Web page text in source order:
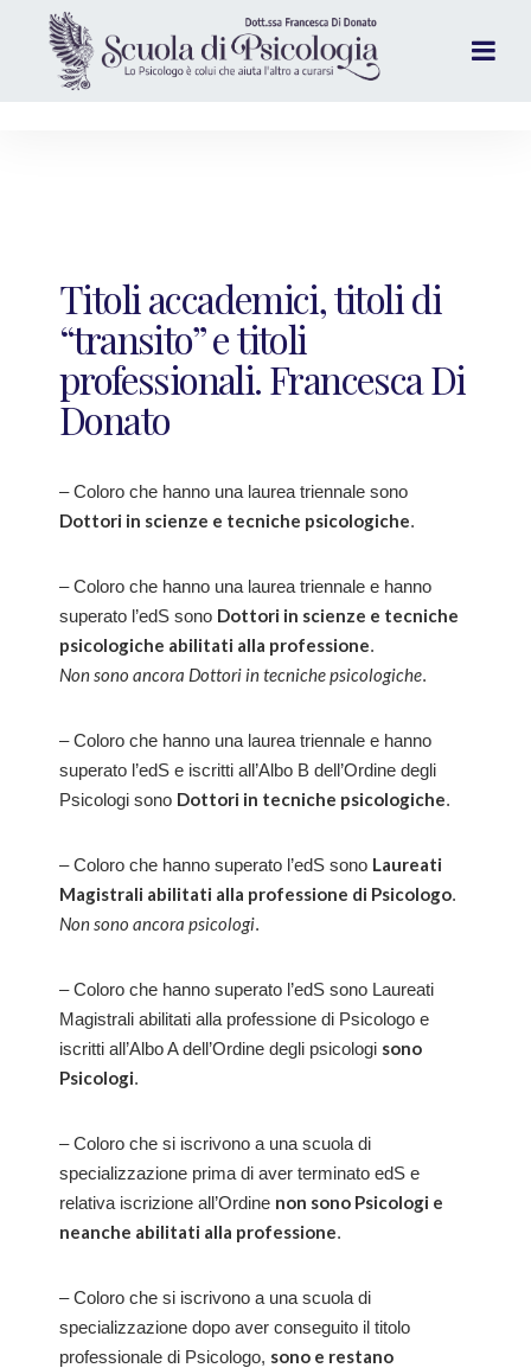
Titoli accademici, titoli di
“transito” e titoli
professionali. Francesca Di
Donato
– Coloro che hanno una laurea triennale sono
Dottori in scienze e tecniche psicologiche.
– Coloro che hanno una laurea triennale e hanno
superato l’edS sono Dottori in scienze e tecniche
psicologiche abilitati alla professione.
Non sono ancora Dottori in tecniche psicologiche.
– Coloro che hanno una laurea triennale e hanno
superato l’edS e iscritti all’Albo B dell’Ordine degli
Psicologi sono Dottori in tecniche psicologiche.
– Coloro che hanno superato l’edS sono Laureati
Magistrali abilitati alla professione di Psicologo.
Non sono ancora psicologi.
– Coloro che hanno superato l’edS sono Laureati
Magistrali abilitati alla professione di Psicologo e
iscritti all’Albo A dell’Ordine degli psicologi sono
Psicologi.
– Coloro che si iscrivono a una scuola di
specializzazione prima di aver terminato edS e
relativa iscrizione all’Ordine non sono Psicologi e
neanche abilitati alla professione.
– Coloro che si iscrivono a una scuola di
specializzazione dopo aver conseguito il titolo
professionale di Psicologo, sono e restano